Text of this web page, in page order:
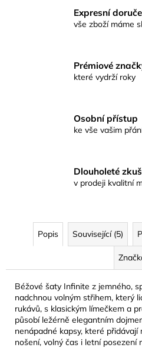
Expresní
vše zboží máme
Prémiové
které vydrží roky
Osobní přístup
ke vše vašim
Dlouholeté
v prodeji kvalitní
Popis Související (5)
Béžové šaty Infinite z jemného,
nadchnou volným střihem, který
rukávů, s klasickým límečkem a
působí ležérně elegantním
nenápadné kapsy, které
nošení, volný čas i letní posezení